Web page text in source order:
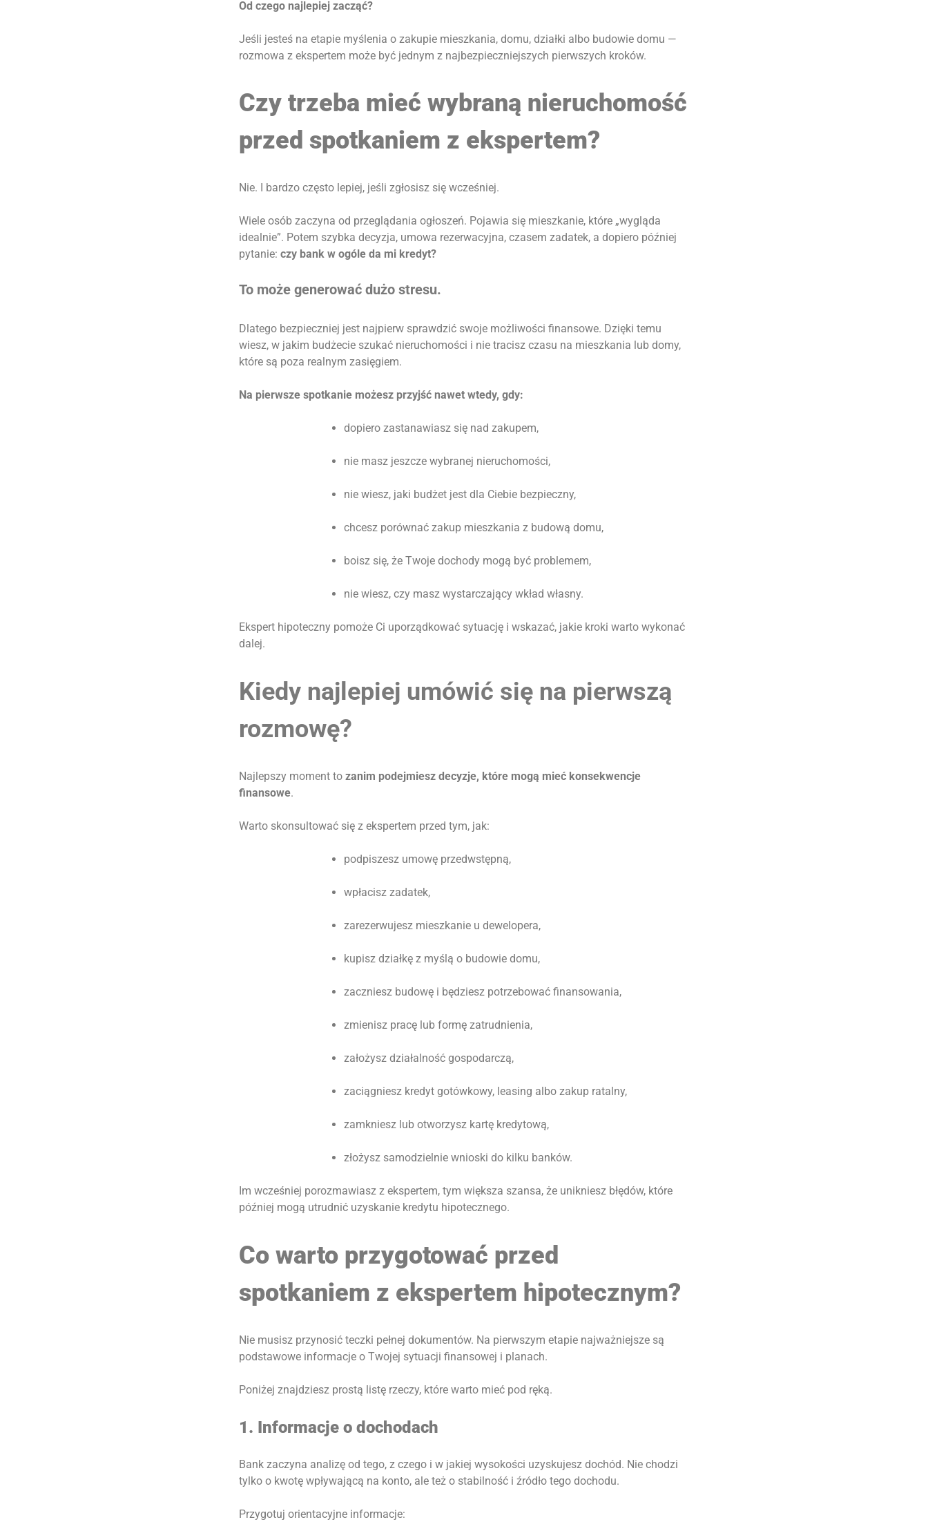
Od czego najlepiej zacząć?
Jeśli jesteś na etapie myślenia o zakupie mieszkania, domu, działki albo budowie domu —
rozmowa z ekspertem może być jednym z najbezpieczniejszych pierwszych kroków.
Czy trzeba mieć wybraną nieruchomość
przed spotkaniem z ekspertem?
Nie. I bardzo często lepiej, jeśli zgłosisz się wcześniej.
Wiele osób zaczyna od przeglądania ogłoszeń. Pojawia się mieszkanie, które „wygląda
idealnie”. Potem szybka decyzja, umowa rezerwacyjna, czasem zadatek, a dopiero później
pytanie: czy bank w ogóle da mi kredyt?
To może generować dużo stresu.
Dlatego bezpieczniej jest najpierw sprawdzić swoje możliwości finansowe. Dzięki temu
wiesz, w jakim budżecie szukać nieruchomości i nie tracisz czasu na mieszkania lub domy,
które są poza realnym zasięgiem.
Na pierwsze spotkanie możesz przyjść nawet wtedy, gdy:
dopiero zastanawiasz się nad zakupem,
nie masz jeszcze wybranej nieruchomości,
nie wiesz, jaki budżet jest dla Ciebie bezpieczny,
chcesz porównać zakup mieszkania z budową domu,
boisz się, że Twoje dochody mogą być problemem,
nie wiesz, czy masz wystarczający wkład własny.
Ekspert hipoteczny pomoże Ci uporządkować sytuację i wskazać, jakie kroki warto wykonać
dalej.
Kiedy najlepiej umówić się na pierwszą
rozmowę?
Najlepszy moment to zanim podejmiesz decyzje, które mogą mieć konsekwencje
finansowe.
Warto skonsultować się z ekspertem przed tym, jak:
podpiszesz umowę przedwstępną,
wpłacisz zadatek,
zarezerwujesz mieszkanie u dewelopera,
kupisz działkę z myślą o budowie domu,
zaczniesz budowę i będziesz potrzebować finansowania,
zmienisz pracę lub formę zatrudnienia,
założysz działalność gospodarczą,
zaciągniesz kredyt gotówkowy, leasing albo zakup ratalny,
zamkniesz lub otworzysz kartę kredytową,
złożysz samodzielnie wnioski do kilku banków.
Im wcześniej porozmawiasz z ekspertem, tym większa szansa, że unikniesz błędów, które
później mogą utrudnić uzyskanie kredytu hipotecznego.
Co warto przygotować przed
spotkaniem z ekspertem hipotecznym?
Nie musisz przynosić teczki pełnej dokumentów. Na pierwszym etapie najważniejsze są
podstawowe informacje o Twojej sytuacji finansowej i planach.
Poniżej znajdziesz prostą listę rzeczy, które warto mieć pod ręką.
1. Informacje o dochodach
Bank zaczyna analizę od tego, z czego i w jakiej wysokości uzyskujesz dochód. Nie chodzi
tylko o kwotę wpływającą na konto, ale też o stabilność i źródło tego dochodu.
Przygotuj orientacyjne informacje: